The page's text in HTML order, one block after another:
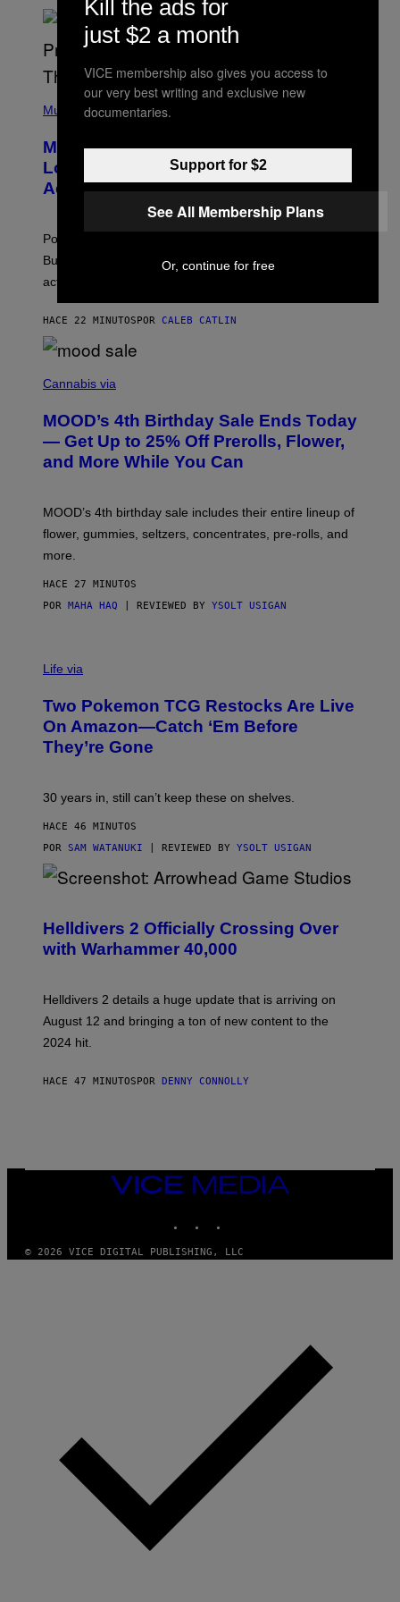
U
S
E
R
E
F
R
N
P
T
O
V
I
M
O
I
)
Music
Monoculture is Dead, and
Lollapalooza Proved Why That’s
Actually a Great Thing
Pop culture is only getting weirder and harder to define.
But Lollapalooza 2026 in Chicago showed why that’s
actually a beautiful phenomenon.
HACE 22 MINUTOS POR CALEB CATLIN
O
T
Y
O
O
Cannabis via
MOOD’s 4th Birthday Sale Ends Today
— Get Up to 25% Off Prerolls, Flower,
and More While You Can
MOOD’s 4th birthday sale includes their entire lineup of
flower, gummies, seltzers, concentrates, pre-rolls, and
more.
HACE 27 MINUTOS
POR MAHA HAQ | REVIEWED BY YSOLT USIGAN
Life via
Two Pokemon TCG Restocks Are Live
On Amazon—Catch ‘Em Before
They’re Gone
30 years in, still can’t keep these on shelves.
HACE 46 MINUTOS
POR SAM WATANUKI | REVIEWED BY YSOLT USIGAN
R
E
E
O
T
A
O
D
Helldivers 2 Officially Crossing Over
with Warhammer 40,000
Helldivers 2 details a huge update that is arriving on
August 12 and bringing a ton of new content to the
2024 hit.
HACE 47 MINUTOS POR DENNY CONNOLLY
VICE
MEDIA
© 2026 VICE DIGITAL PUBLISHING, LLC
Kill the ads for
just $2 a month
VICE membership also gives you access to
our very best writing and exclusive new
documentaries.
Support for $2
See All Membership Plans
Or, continue for free